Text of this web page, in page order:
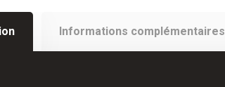
Informations complémentaires